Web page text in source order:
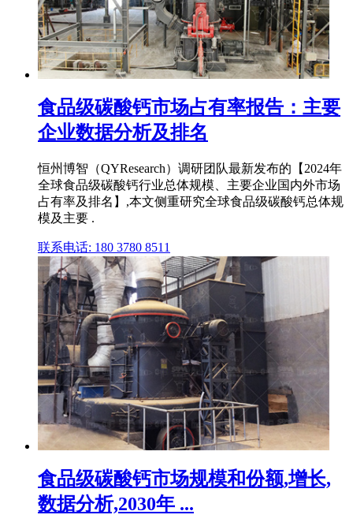
食品级碳酸钙市场占有率报告：主要
企业数据分析及排名
恒州博智（QYResearch）调研团队最新发布的【2024年
全球食品级碳酸钙行业总体规模、主要企业国内外市场
占有率及排名】,本文侧重研究全球食品级碳酸钙总体规
模及主要 .
联系电话: 180 3780 8511
食品级碳酸钙市场规模和份额,增长,
数据分析,2030年 ...